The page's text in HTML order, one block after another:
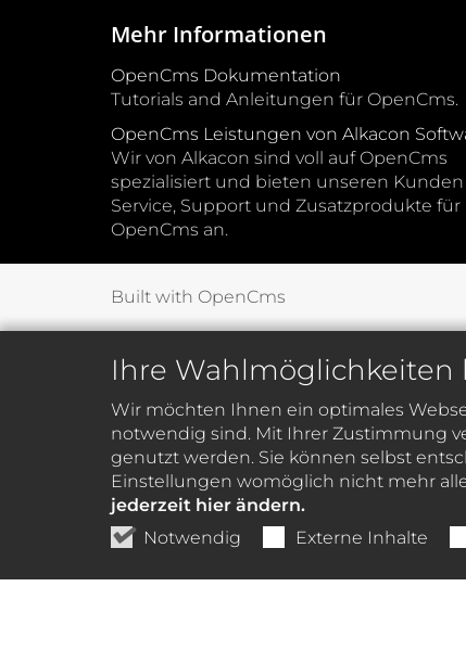
Ihre Wahlmöglichkeiten
Wir möchten Ihnen ein optimales
notwendig sind. Mit Ihrer Zustimmung
genutzt werden. Sie können selbst
Einstellungen womöglich nicht mehr
jederzeit hier ändern.
Notwendig
Externe Inhalte
Mehr Informationen
OpenCms Dokumentation
Tutorials and Anleitungen für OpenCms.
OpenCms Leistungen von Alkacon
Wir von Alkacon sind voll auf OpenCms
spezialisiert und bieten unseren Kunden
Service, Support und Zusatzprodukte für
OpenCms an.
Built with OpenCms